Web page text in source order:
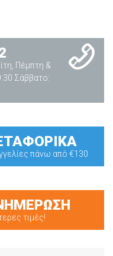
Πέμπτη &
Σάββατο:
πάνω από €130
τιμές!